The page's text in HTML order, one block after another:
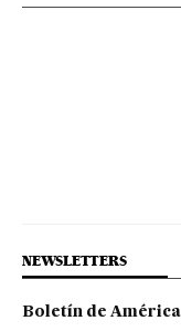
NEWSLETTERS
Boletín de América